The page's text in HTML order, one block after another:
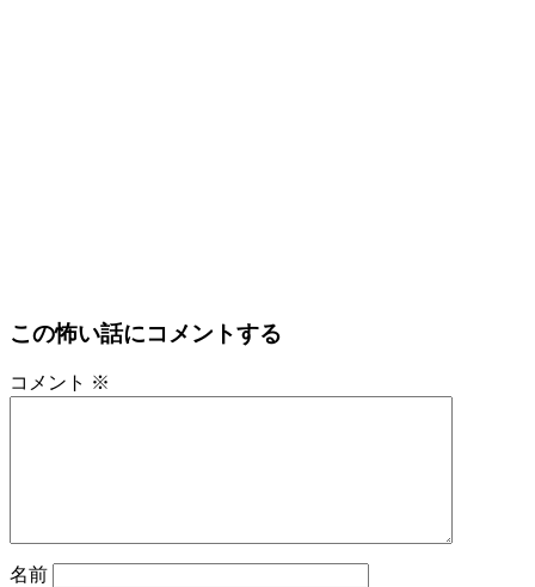
この怖い話にコメントする
コメント ※
名前